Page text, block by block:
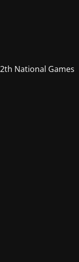
National Games